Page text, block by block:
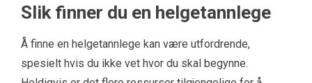
Slik finner du en helgetannlege
Å finne en helgetannlege kan være utfordrende,
spesielt hvis du ikke vet hvor du skal begynne.